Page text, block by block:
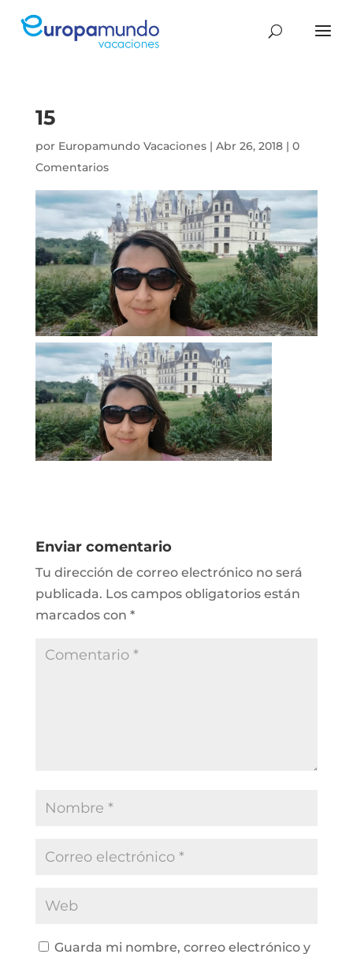
15
por Europamundo Vacaciones| Abr 26, 2018| 0
Comentarios
Enviar comentario
Tu dirección de correo electrónico no será
publicada. Los campos obligatorios están
marcados con *
Guarda mi nombre, correo electrónico y